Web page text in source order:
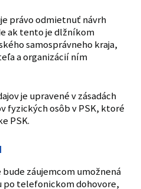
právo odmietnuť návrh
ak tento je dlžníkom
samosprávneho kraja,
a organizácií ním
je upravené v zásadách
fyzických osôb v PSK, ktoré
PSK.
záujemcom umožnená
po telefonickom dohovore,